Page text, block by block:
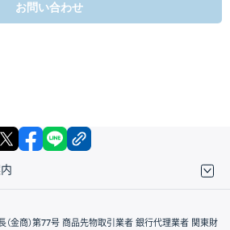
お問い合わせ
X facebook
て
金商）第77号 商品先物取引業者 銀行代理業者 関東財